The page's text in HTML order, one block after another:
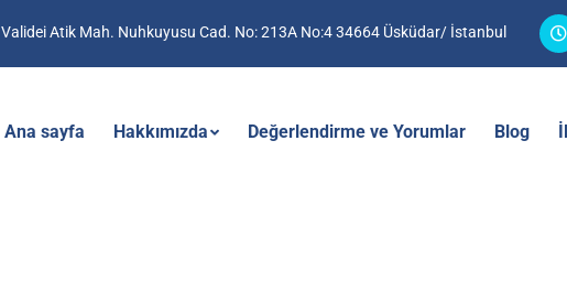
Validei Atik Mah. Nuhkuyusu Cad. No: 213A No:4 34664 Üsküdar/ İstanbul
Ana sayfa Hakkımızda Değerlendirme ve Yorumlar Blog